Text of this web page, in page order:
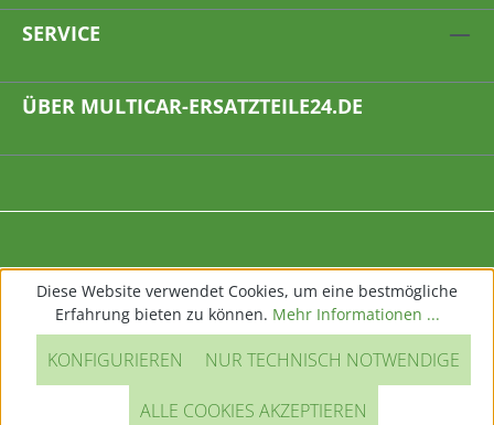
SERVICE
ÜBER MULTICAR-ERSATZTEILE24.DE
Diese Website verwendet Cookies, um eine bestmögliche
Erfahrung bieten zu können. Mehr Informationen ...
NUR TECHNISCH NOTWENDIGE
KONFIGURIEREN
ALLE COOKIES AKZEPTIEREN